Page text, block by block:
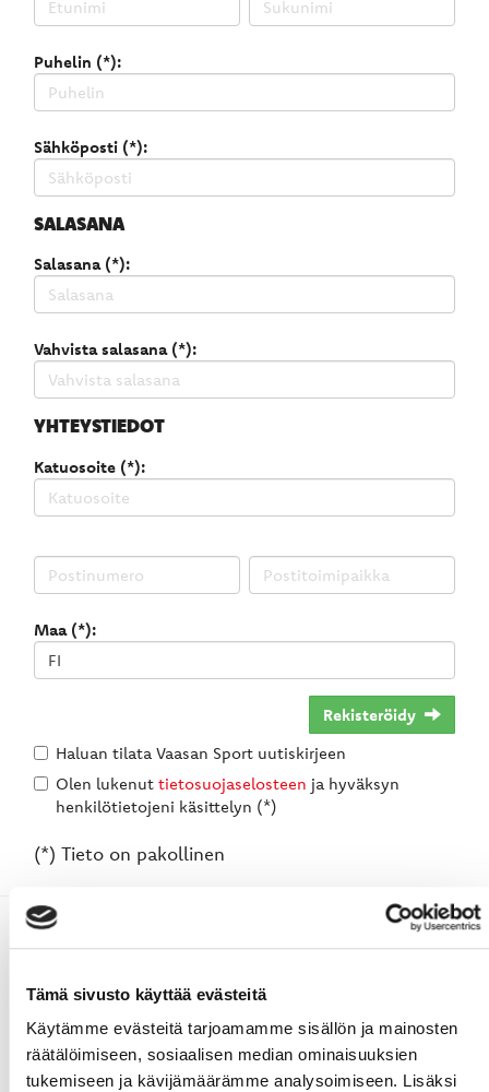
Tämä sivusto käyttää evästeitä
Käytämme evästeitä tarjoamamme sisällön ja mainosten
räätälöimiseen, sosiaalisen median ominaisuuksien
tukemiseen ja kävijämäärämme analysoimiseen. Lisäksi
Puhelin (*):
Sähköposti (*):
SALASANA
Salasana (*):
Vahvista salasana (*):
YHTEYSTIEDOT
Katuosoite (*):
Maa (*):
Rekisteröidy
Haluan tilata Vaasan Sport uutiskirjeen
Olen lukenut tietosuojaselosteen ja hyväksyn
henkilötietojeni käsittelyn (*)
(*) Tieto on pakollinen